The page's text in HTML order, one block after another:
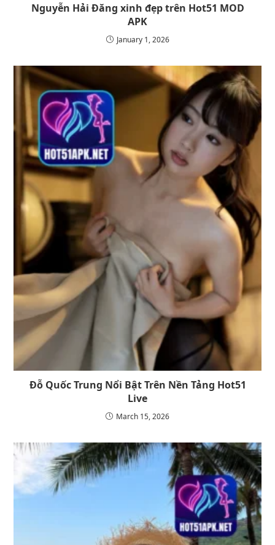
Nguyễn Hải Đăng xinh đẹp trên Hot51 MOD
APK
January 1, 2026
Đỗ Quốc Trung Nổi Bật Trên Nền Tảng Hot51
Live
March 15, 2026